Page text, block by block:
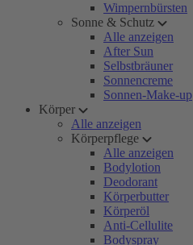
Wimpernbürsten
Sonne & Schutz
Alle anzeigen
After Sun
Selbstbräuner
Sonnencreme
Sonnen-Make-up
Körper
Alle anzeigen
Körperpflege
Alle anzeigen
Bodylotion
Deodorant
Körperbutter
Körperöl
Anti-Cellulite
Bodyspray